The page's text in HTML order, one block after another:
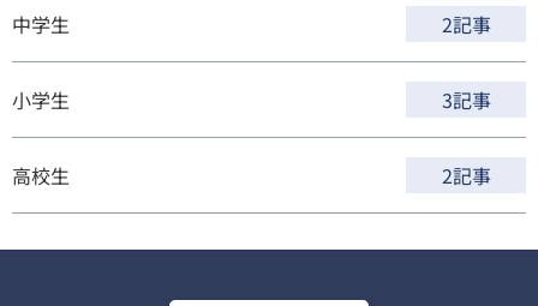
中学生 2記事
小学生 3記事
高校生 2記事